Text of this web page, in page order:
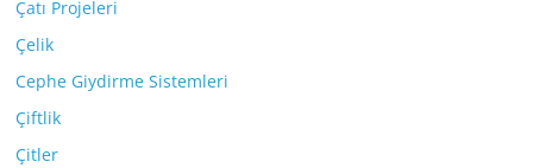
Çatı Projeleri
Çelik
Cephe Giydirme Sistemleri
Çiftlik
Çitler